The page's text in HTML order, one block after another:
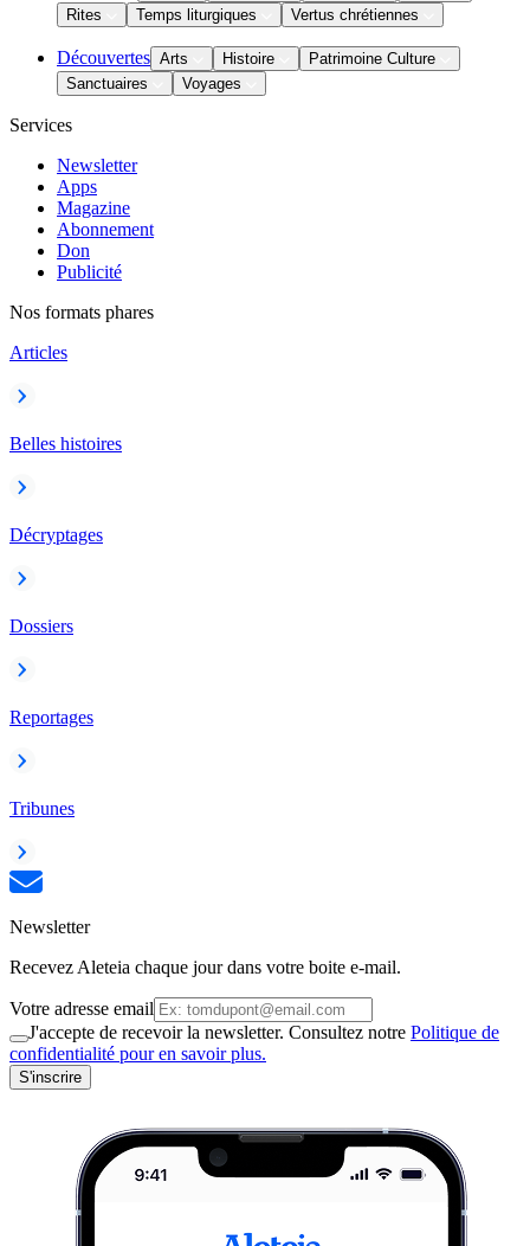
Rites
Temps liturgiques Vertus chrétiennes
Découvertes Arts Histoire
Patrimoine Culture
Sanctuaires
Voyages
Services
Newsletter
Apps
Magazine
Abonnement
Don
Publicité
Nos formats phares
Articles
Belles histoires
Décryptages
Dossiers
Reportages
Tribunes
Newsletter
Recevez Aleteia chaque jour dans votre boite e-mail.
Votre adresse email
J'accepte de recevoir la newsletter. Consultez notre Politique de
confidentialité pour en savoir plus.
S'inscrire